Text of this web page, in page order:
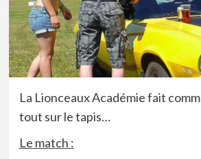
La Lionceaux Académie fait
tout sur le tapis…
Le match :